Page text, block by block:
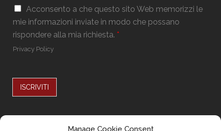
Manage Cookie Consent
l
*
G
D
P
R
m
l
G
P
R
*
Acconsento a che questo sito Web memorizzi le
mie informazioni inviate in modo che possano
rispondere alla mia richiesta. *
Privacy Policy
ISCRIVITI
Seguici su